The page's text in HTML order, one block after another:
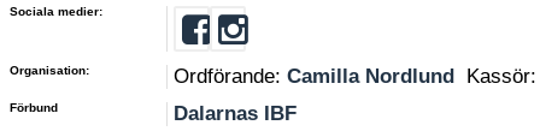
Sociala medier:
Organisation: Ordförande: Camilla Nordlund
Förbund Dalarnas IBF